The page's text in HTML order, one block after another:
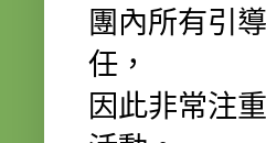
團內所有引
任，
因此非常注